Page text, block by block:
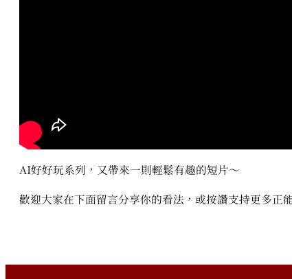
AI好好玩系列，又帶來一則輕鬆有趣的短片～
歡迎大家在下面留言分享你的看法，或按讚支持更多正